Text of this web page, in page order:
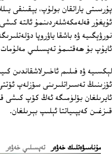
پۇرسىتى ياراتقان بولۇپ، يېقىنقى
ئۇيغۇر قەلەمكەشلەردىنمۇ ئالتە
نورۋېگىيە ۋە باشقا ياۋروپا
ئايۇپ بۇ ھەقتىمۇ تەپسىلىي
لېكسىيە ۋە فىلىم ئاخىرلاشقاندىن
ئۆزىنىڭ تەسىراتلىرىنى سۆزلەپ
ئايرىلغان بۆلۈمىگە ئەڭ كۆپ كىشى
قىزغىن كەيپىياتتا ئېلىپ بېرىلغان.
ﻣﯘﻧﺎﺳﯩﯟﻩﺗﻠﯩﻚ ﺧﻪﯞﻩﺭ تەپسىلىي خەۋەر